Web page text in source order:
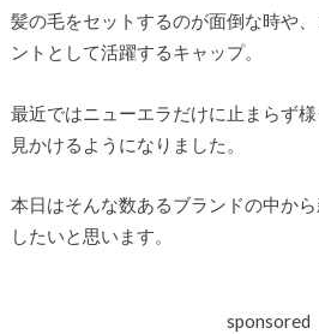
髪の毛をセットするのが面倒な時や
ントとして活躍するキャップ。
最近ではニューエラだけに止まらず
見かけるようになりました。
本日はそんな数あるブランドの中か
したいと思います。
sponsored